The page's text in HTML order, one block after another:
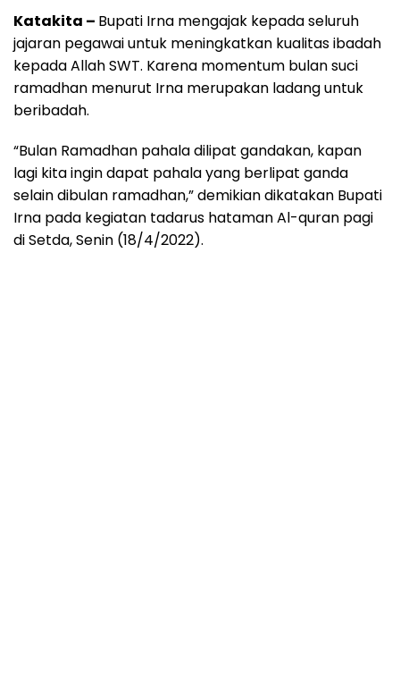
Katakita – Bupati Irna mengajak kepada seluruh
jajaran pegawai untuk meningkatkan kualitas ibadah
kepada Allah SWT. Karena momentum bulan suci
ramadhan menurut Irna merupakan ladang untuk
beribadah.
“Bulan Ramadhan pahala dilipat gandakan, kapan
lagi kita ingin dapat pahala yang berlipat ganda
selain dibulan ramadhan,” demikian dikatakan Bupati
Irna pada kegiatan tadarus hataman Al-quran pagi
di Setda, Senin (18/4/2022).